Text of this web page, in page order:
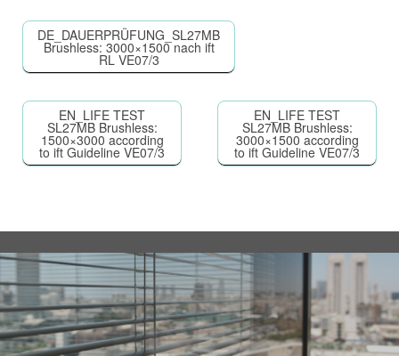
DE_DAUERPRÜFUNG_SL27MB
Brushless: 3000×1500 nach ift
RL VE07/3
EN_LIFE TEST
SL27MB Brushless:
1500×3000 according
to ift Guideline VE07/3
EN_LIFE TEST
SL27MB Brushless:
3000×1500 according
to ift Guideline VE07/3